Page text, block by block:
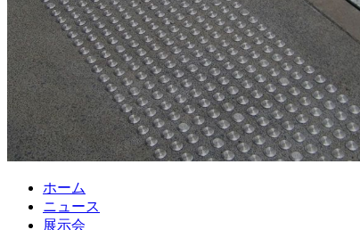
ホーム
ニュース
展示会